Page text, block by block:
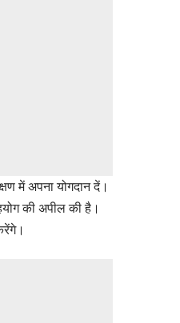
में अपना योगदान दें।
की अपील की है।